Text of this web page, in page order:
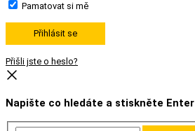
Pamatovat si mě
Přišli jste o heslo?
Napište co hledáte a stiskněte Enter